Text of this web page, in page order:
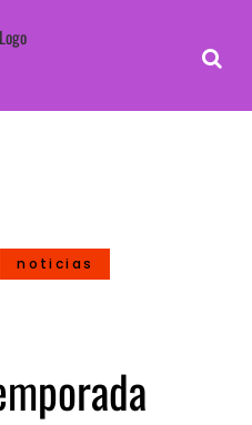
noticias